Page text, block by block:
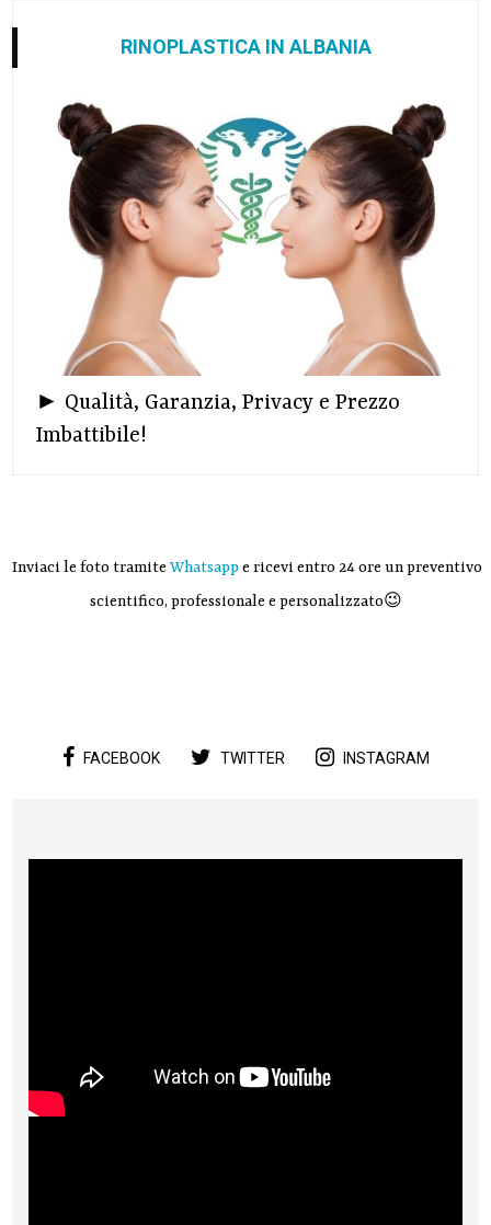
RINOPLASTICA IN ALBANIA
► Qualità, Garanzia, Privacy e Prezzo
Imbattibile!
Inviaci le foto tramite Whatsapp e ricevi entro 24 ore un preventivo
scientifico, professionale e personalizzato😉
FACEBOOK TWITTER INSTAGRAM